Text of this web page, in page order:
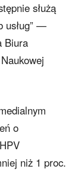
służą
usług” —
Biura
o
niż 1 proc.